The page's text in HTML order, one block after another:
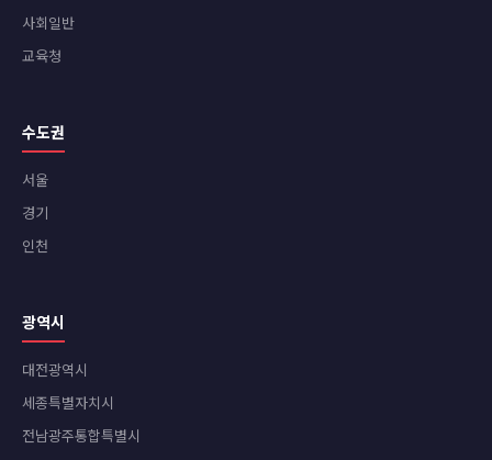
사회일반
교육청
수도권
서울
경기
인천
광역시
대전광역시
세종특별자치시
전남광주통합특별시